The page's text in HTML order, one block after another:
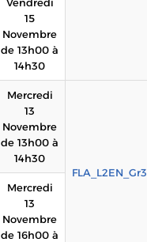
15
Novembre
de 13h00 à
14h30
Mercredi
13
Novembre
de 13h00 à
14h30
FLA_L2EN_Gr3
Mercredi
13
Novembre
de 16h00 à